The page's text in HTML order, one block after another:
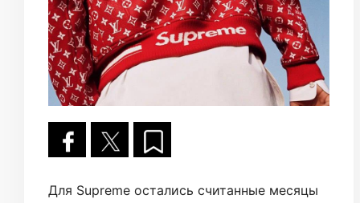
Для Supreme остались считанные месяцы